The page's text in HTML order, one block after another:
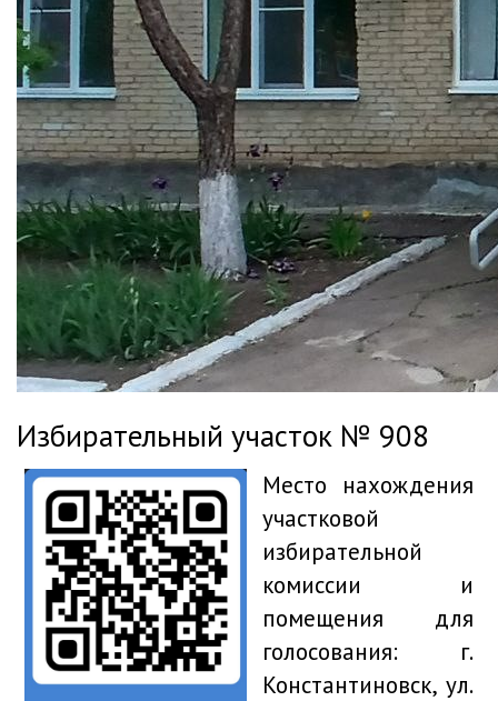
Избирательный участок № 908
Место нахождения
участковой
избирательной
комиссии и
помещения для
голосования: г.
Константиновск, ул.